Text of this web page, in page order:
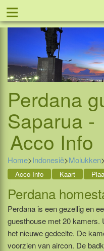
≡
Perdana
Saparua -
Acco Info
Home>Indonesië>Molukken>
Acco Info Kaart
Perdana
Perdana is een gezellig en
guesthouse met 20 kamers.
het nieuwe gedeelte. De
voorzien van aircon. De